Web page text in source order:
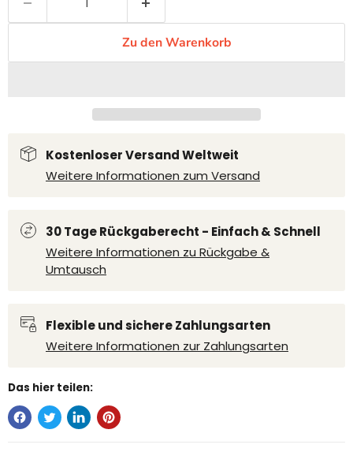
Zu den Warenkorb
Kostenloser Versand Weltweit
Weitere Informationen zum Versand
30 Tage Rückgaberecht - Einfach & Schnell
Weitere Informationen zu Rückgabe &
Umtausch
Flexible und sichere Zahlungsarten
Weitere Informationen zur Zahlungsarten
Das hier teilen: